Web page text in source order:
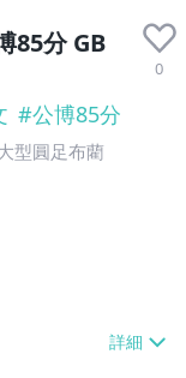
85分 GB
0
#公博85分
型圓足布藺